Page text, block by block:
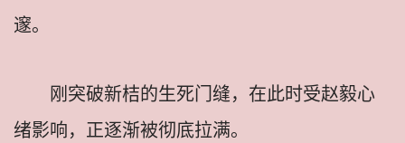
邃。
刚突破新桔的生死门缝，在此时受赵毅心
绪影响，正逐渐被彻底拉满。